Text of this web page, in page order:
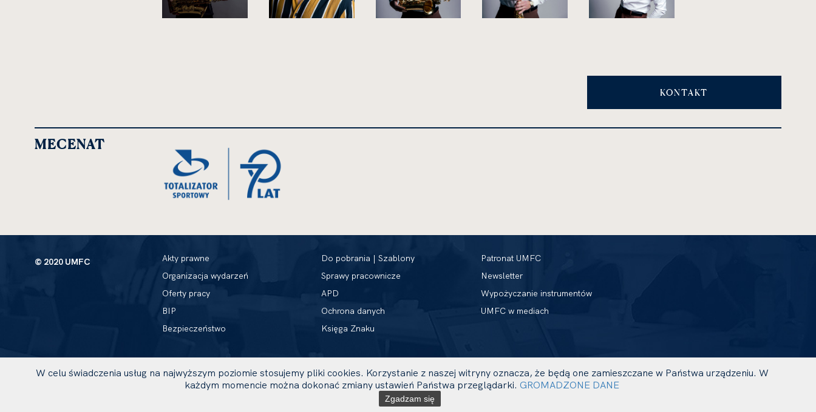
KONTAKT
MECENAT
© 2020 UMFC
Akty prawne
Organizacja wydarzeń
Oferty pracy
BIP
Bezpieczeństwo
Do pobrania | Szablony
Sprawy pracownicze
APD
Ochrona danych
Księga Znaku
Patronat UMFC
Newsletter
Wypożyczanie instrumentów
UMFC w mediach
W celu świadczenia usług na najwyższym poziomie stosujemy pliki cookies. Korzystanie z naszej witryny oznacza, że będą one zamieszczane w Państwa urządzeniu. W
każdym momencie można dokonać zmiany ustawień Państwa przeglądarki. GROMADZONE DANE
Zgadzam się